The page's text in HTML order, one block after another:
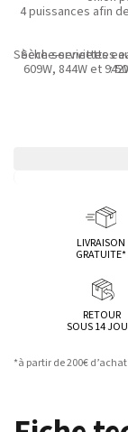
4 puissances afin
Sèche-serviettes
:
Sèche-serviettes
609W, 844W et
LIVRAISON
GRATUITE*
RETOUR
SOUS 14
*à partir de 200€ d’achat